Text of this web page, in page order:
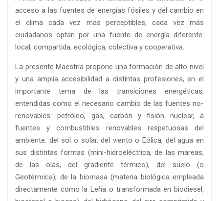
acceso a las fuentes de energías fósiles y del cambio en
el clima cada vez más perceptibles, cada vez más
ciudadanos optan por una fuente de energía diferente:
local, compartida, ecológica, colectiva y cooperativa.
La presente Maestría propone una formación de alto nivel
y una amplia accesibilidad a distintas profesiones, en el
importante tema de las transiciones energéticas,
entendidas como el necesario cambio de las fuentes no-
renovables: petróleo, gas, carbón y fisión nuclear, a
fuentes y combustibles renovables respetuosas del
ambiente: del sol o solar, del viento o Eólica, del agua en
sus distintas formas (mini-hidroeléctrica, de las mareas,
de las olas, del gradiente térmico), del suelo (o
Geotérmica), de la biomasa (materia biológica empleada
directamente como la Leña o transformada en biodiesel,